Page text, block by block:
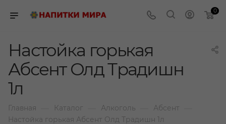
0
Настойка горькая
Абсент Олд Традишн
1л
Главная Каталог Алкоголь Абсент
Настойка горькая Абсент Олд Традишн 1л